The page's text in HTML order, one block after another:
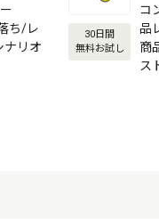
ち/レ
ナリオ
30日間
無料お試し
コ
品
商
ス